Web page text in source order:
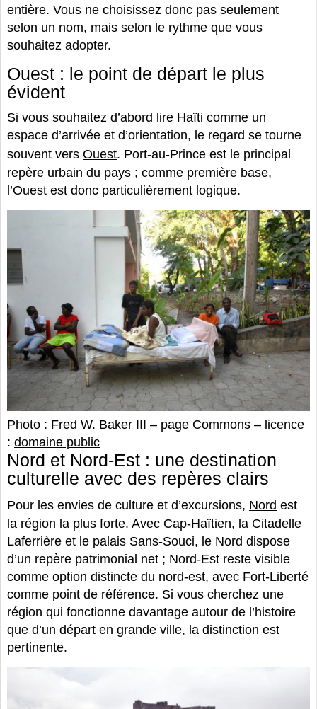
entière. Vous ne choisissez donc pas seulement
selon un nom, mais selon le rythme que vous
souhaitez adopter.
Ouest : le point de départ le plus
évident
Si vous souhaitez d’abord lire Haïti comme un
espace d’arrivée et d’orientation, le regard se tourne
souvent vers Ouest. Port-au-Prince est le principal
repère urbain du pays ; comme première base,
l’Ouest est donc particulièrement logique.
Photo : Fred W. Baker III – page Commons – licence
: domaine public
Nord et Nord-Est : une destination
culturelle avec des repères clairs
Pour les envies de culture et d’excursions, Nord est
la région la plus forte. Avec Cap-Haïtien, la Citadelle
Laferrière et le palais Sans-Souci, le Nord dispose
d’un repère patrimonial net ; Nord-Est reste visible
comme option distincte du nord-est, avec Fort-Liberté
comme point de référence. Si vous cherchez une
région qui fonctionne davantage autour de l’histoire
que d’un départ en grande ville, la distinction est
pertinente.